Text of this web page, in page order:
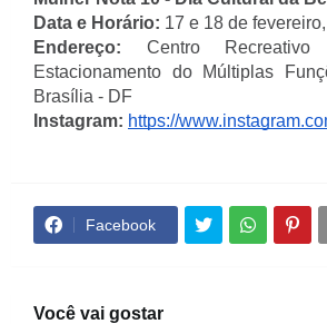
Data e Horário: 17 e 18 de fevereiro,
Endereço: Centro
Estacionamento do Múltiplas
Brasília - DF
Instagram: https://
Facebook
Você vai gostar